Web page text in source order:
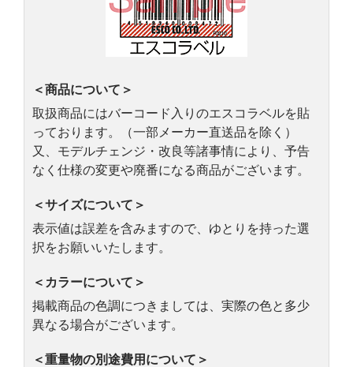
＜商品について＞
取扱商品にはバーコード入りのエスコラベルを貼
っております。（一部メーカー直送品を除く）
又、モデルチェンジ・改良等諸事情により、予告
なく仕様の変更や廃番になる商品がございます。
＜サイズについて＞
表示値は誤差を含みますので、ゆとりを持った選
択をお願いいたします。
＜カラーについて＞
掲載商品の色調につきましては、実際の色と多少
異なる場合がございます。
＜重量物の別途費用について＞